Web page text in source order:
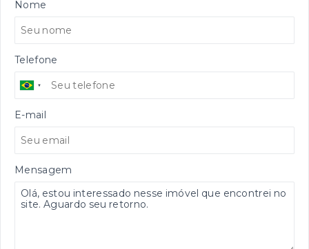
Nome
Telefone
E-mail
Mensagem